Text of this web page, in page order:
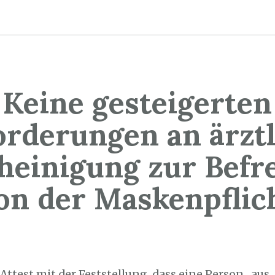
Keine gesteigerten
an
zur
der